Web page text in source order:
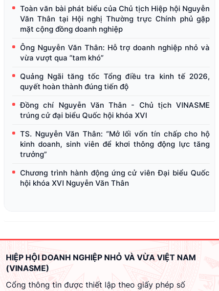
Toàn văn bài phát biểu của Chủ tịch Hiệp hội Nguyễn
Văn Thân tại Hội nghị Thường trực Chính phủ gặp
mặt cộng đồng doanh nghiệp
Ông Nguyễn Văn Thân: Hỗ trợ doanh nghiệp nhỏ và
vừa vượt qua “tam khó”
Quảng Ngãi tăng tốc Tổng điều tra kinh tế 2026,
quyết hoàn thành đúng tiến độ
Đồng chí Nguyễn Văn Thân - Chủ tịch VINASME
trúng cử đại biểu Quốc hội khóa XVI
TS. Nguyễn Văn Thân: “Mở lối vốn tín chấp cho hộ
kinh doanh, sinh viên để khơi thông động lực tăng
trưởng”
Chương trình hành động ứng cử viên Đại biểu Quốc
hội khóa XVI Nguyễn Văn Thân
HIỆP HỘI DOANH NGHIỆP NHỎ VÀ VỪA VIỆT NAM
(VINASME)
Cổng thông tin được thiết lập theo giấy phép số